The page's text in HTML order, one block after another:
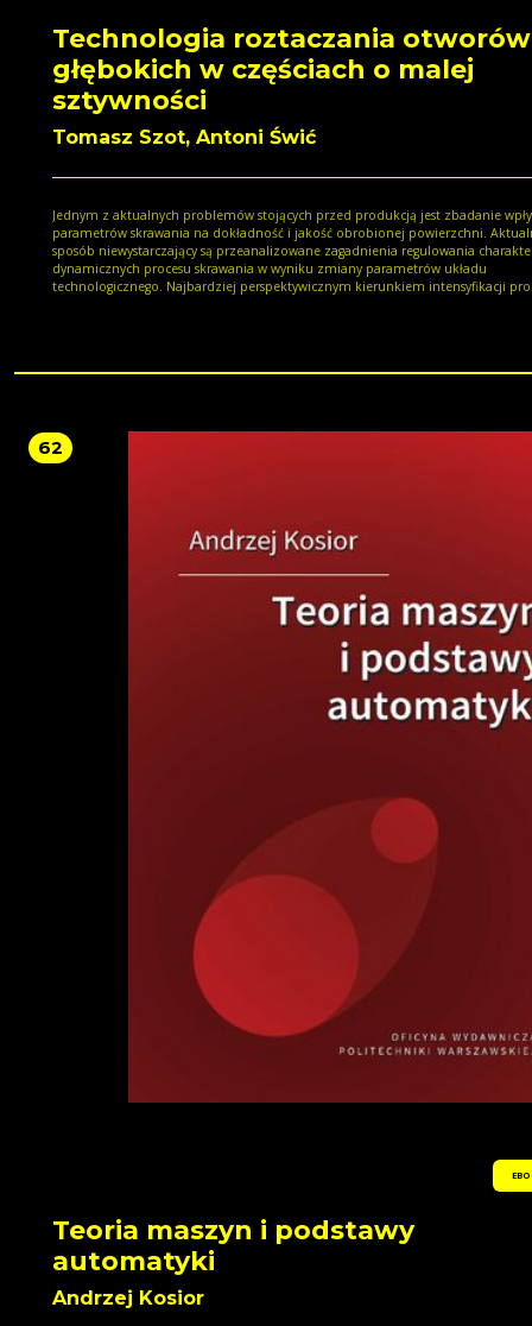
Technologia roztaczania otworów
głębokich w częściach o malej
sztywności
Tomasz Szot, Antoni Świć
Jednym z aktualnych problemów stojących przed produkcją jest zbadanie
parametrów skrawania na dokładność i jakość obrobionej powierzchni.
sposób niewystarczający są przeanalizowane zagadnienia regulowania
dynamicznych procesu skrawania w wyniku zmiany parametrów układu
technologicznego. Najbardziej perspektywicznym kierunkiem intensyfikacji
62
Teoria maszyn i podstawy
automatyki
Andrzej Kosior